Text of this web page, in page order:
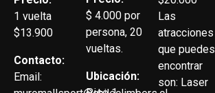
1 vuelta
$13.900
Contacto:
Email:
$ 4.000 por
persona, 20
vueltas.
Ubicación:
Las
atracciones
que puedes
encontrar
son: Laser